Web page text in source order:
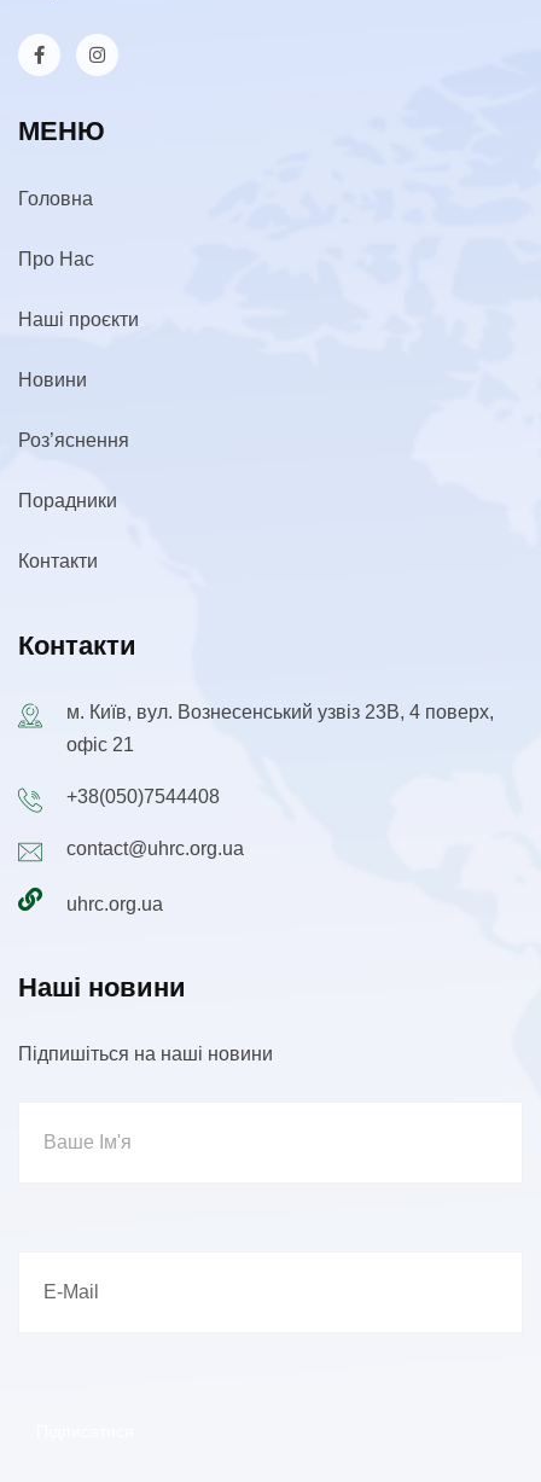
МЕНЮ
Головна
Про Нас
Наші проєкти
Новини
Роз’яснення
Порадники
Контакти
Контакти
м. Київ, вул. Вознесенський узвіз 23В, 4 поверх,
офіс 21
+38(050)7544408
contact@uhrc.org.ua
uhrc.org.ua
Наші новини
Підпишіться на наші новини